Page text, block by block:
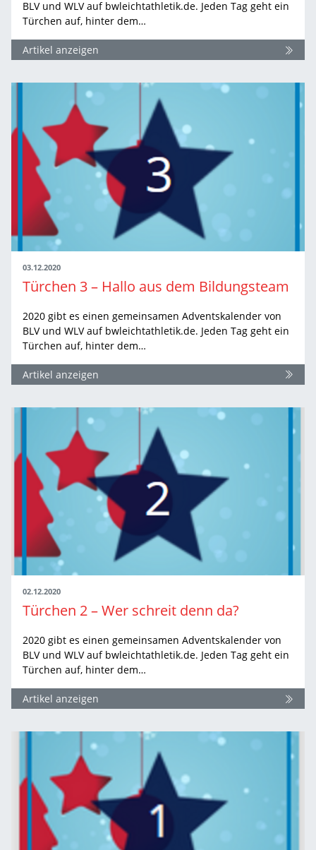
BLV und WLV auf bwleichtathletik.de. Jeden Tag geht ein
Türchen auf, hinter dem…
Artikel anzeigen
03.12.2020
Türchen 3 – Hallo aus dem Bildungsteam
2020 gibt es einen gemeinsamen Adventskalender von
BLV und WLV auf bwleichtathletik.de. Jeden Tag geht ein
Türchen auf, hinter dem…
Artikel anzeigen
02.12.2020
Türchen 2 – Wer schreit denn da?
2020 gibt es einen gemeinsamen Adventskalender von
BLV und WLV auf bwleichtathletik.de. Jeden Tag geht ein
Türchen auf, hinter dem…
Artikel anzeigen